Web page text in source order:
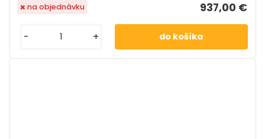
937,00 €
na objednávku
- +